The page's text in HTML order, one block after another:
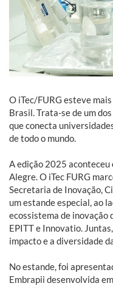
O iTec/FURG esteve
Brasil. Trata-se de um
que conecta
de todo o mundo.
A edição 2025 aconteceu
Alegre. O iTec FURG
Secretaria de Inovação,
um estande especial, ao
ecossistema de inovação
EPITT e Innovatio.
impacto e a diversidade
No estande, foi
Embrapii desenvolvida